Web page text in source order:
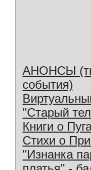
АНОНСЫ
события)
"Старый
Книги о
Стихи о
"Изнанка